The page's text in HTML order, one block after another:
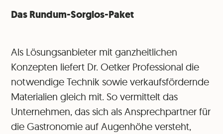
Das Rundum-Sorglos-Paket
Als Lösungsanbieter mit ganzheitlichen
Konzepten liefert Dr. Oetker Professional die
notwendige Technik sowie verkaufsfördernde
Materialien gleich mit. So vermittelt das
Unternehmen, das sich als Ansprechpartner für
die Gastronomie auf Augenhöhe versteht,